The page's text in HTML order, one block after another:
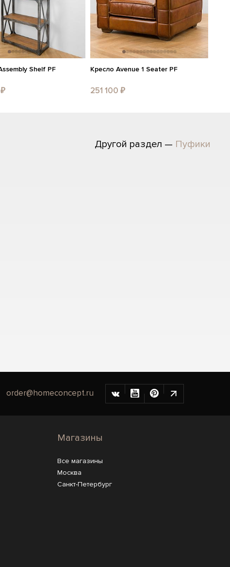
Shelf PF Кресло Avenue 1 Seater PF
251 100 ₽
Другой раздел — Пуфики
order@homeconcept.ru
Магазины
Все магазины
Москва
Санкт-Петербург